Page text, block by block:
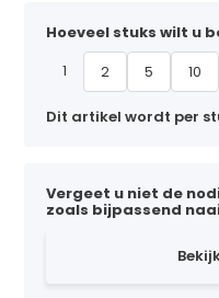
Hoeveel stuks wilt u
1
2 5 10
Dit artikel wordt per
Vergeet u niet de
zoals bijpassend